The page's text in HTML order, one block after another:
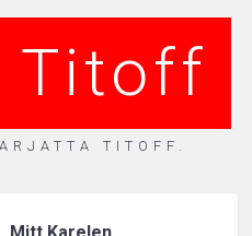
Titoff
TITOFF.